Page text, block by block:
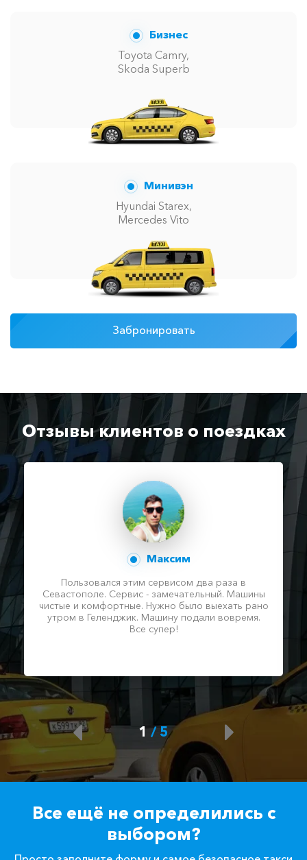
Бизнес
Toyota Camry,
Skoda Superb
Минивэн
Hyundai Starex,
Mercedes Vito
Забронировать
Отзывы клиентов о поездках
Максим
Пользовался этим сервисом два раза в
Севастополе. Сервис - замечательный. Машины
чистые и комфортные. Нужно было выехать рано
утром в Геленджик. Машину подали вовремя.
Все супер!
1/ 5
Все ещё не определились с
выбором?